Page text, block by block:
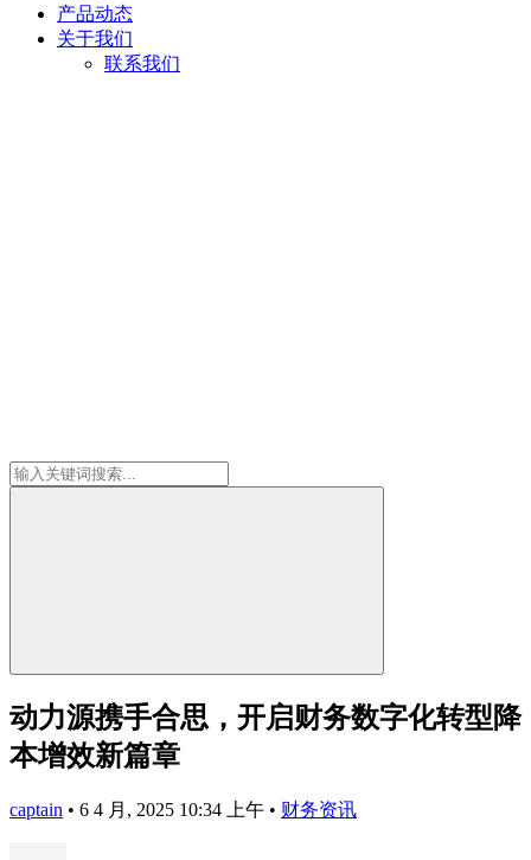
产品动态
关于我们
联系我们
动力源携手合思，开启财务数字化转型降
本增效新篇章
captain • 6 4 月, 2025 10:34 上午 • 财务资讯